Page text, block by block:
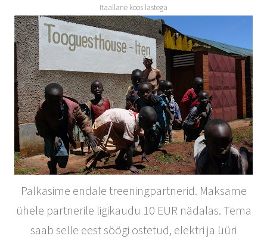
Itaallane koos lastega
Palkasime endale treeningpartnerid. Maksame
ühele partnerile ligikaudu 10 EUR nädalas. Tema
saab selle eest söögi ostetud, elektri ja üüri